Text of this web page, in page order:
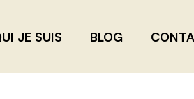
JE SUIS BLOG